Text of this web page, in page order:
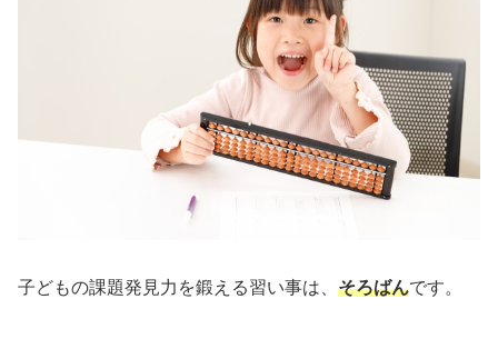
子どもの課題発見力を鍛える習い事は、 そろばんです。